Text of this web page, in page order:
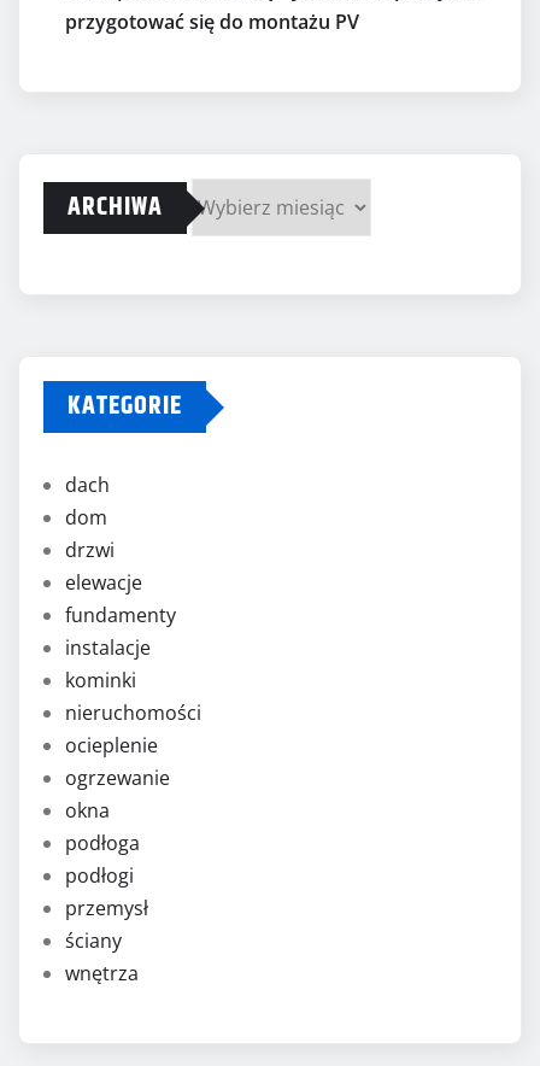
przygotować się do montażu PV
ARCHIWA
KATEGORIE
dach
dom
drzwi
elewacje
fundamenty
instalacje
kominki
nieruchomości
ocieplenie
ogrzewanie
okna
podłoga
podłogi
przemysł
ściany
wnętrza